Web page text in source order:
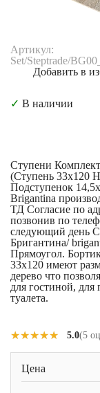
Артикул:
Set/Steptrade/
Добавить в
✓ В наличии
Ступени
(Ступень 33x120
Подступенок
Brigantina
ТД Согласие по
позвонив по
следующий день
Бригантина/
Прямоугол.
33x120 имеют
дерево что
для гостиной,
туалета.
★★★★★
★★★★★ 5.0(5
Цена